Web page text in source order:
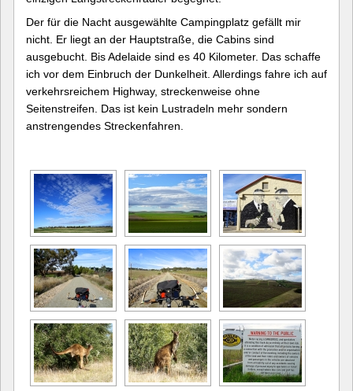
Der für die Nacht ausgewählte Campingplatz gefällt mir
nicht. Er liegt an der Hauptstraße, die Cabins sind
ausgebucht. Bis Adelaide sind es 40 Kilometer. Das schaffe
ich vor dem Einbruch der Dunkelheit. Allerdings fahre ich auf
verkehrsreichem Highway, streckenweise ohne
Seitenstreifen. Das ist kein Lustradeln mehr sondern
anstrengendes Streckenfahren.